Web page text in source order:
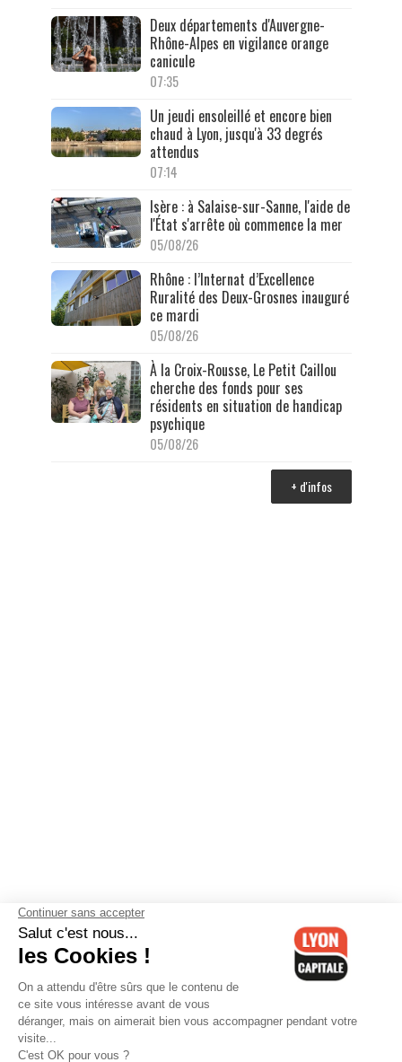
Deux départements d'Auvergne-
Rhône-Alpes en vigilance orange
canicule
07:35
Un jeudi ensoleillé et encore bien
chaud à Lyon, jusqu'à 33 degrés
attendus
07:14
Isère : à Salaise-sur-Sanne, l'aide de
l'État s'arrête où commence la mer
05/08/26
Rhône : l’Internat d’Excellence
Ruralité des Deux-Grosnes inauguré
ce mardi
05/08/26
À la Croix-Rousse, Le Petit Caillou
cherche des fonds pour ses
résidents en situation de handicap
psychique
05/08/26
+ d'infos